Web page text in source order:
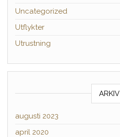
Uncategorized
Utflykter
Utrustning
ARKIV
augusti 2023
april 2020